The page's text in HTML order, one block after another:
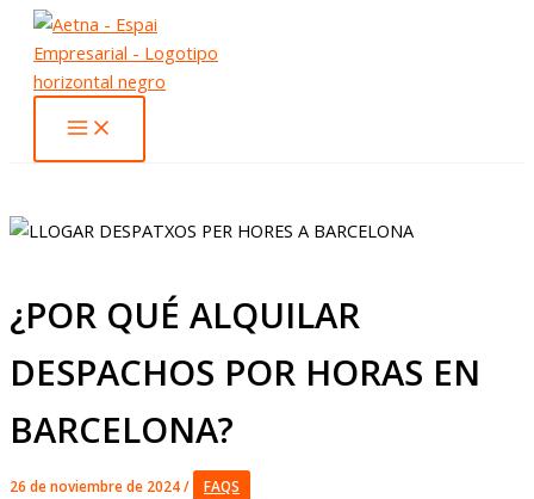
contenido
¿POR QUÉ ALQUILAR
DESPACHOS POR HORAS EN
BARCELONA?
26 de noviembre de 2024/ FAQS